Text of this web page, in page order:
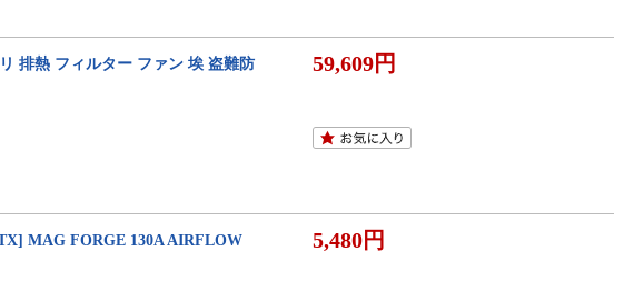
排熱 フィルター ファン 埃 盗難防
59,609円
MAG FORGE 130A AIRFLOW 5,480円